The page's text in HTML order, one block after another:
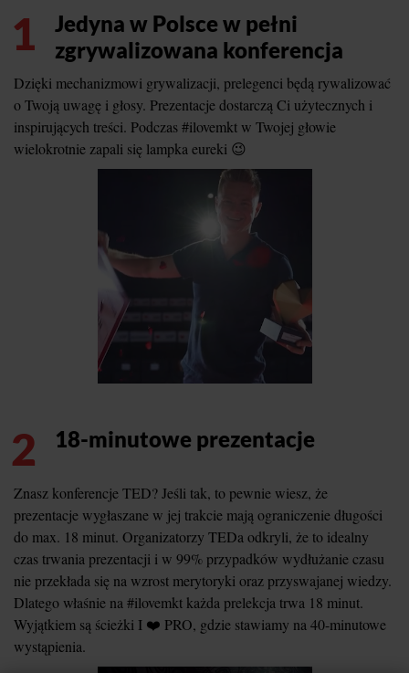
1
Jedyna w Polsce w pełni
zgrywalizowana konferencja
Dzięki mechanizmowi grywalizacji, prelegenci będą rywalizować
o Twoją uwagę i głosy. Prezentacje dostarczą Ci użytecznych i
inspirujących treści. Podczas #ilovemkt w Twojej głowie
wielokrotnie zapali się lampka eureki 😉
2 18-minutowe prezentacje
Znasz konferencje TED? Jeśli tak, to pewnie wiesz, że
prezentacje wygłaszane w jej trakcie mają ograniczenie długości
do max. 18 minut. Organizatorzy TEDa odkryli, że to idealny
czas trwania prezentacji i w 99% przypadków wydłużanie czasu
nie przekłada się na wzrost merytoryki oraz przyswajanej wiedzy.
Dlatego właśnie na #ilovemkt każda prelekcja trwa 18 minut.
Wyjątkiem są ścieżki I ❤️ PRO, gdzie stawiamy na 40-minutowe
wystąpienia.